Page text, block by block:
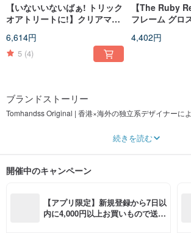
【いないいないばぁ! トリック
オアトリートに!】クリアマッ
6,614円
5 (4)
【The Ruby
フレーム グロ
4,402円
ブランドストーリー
Tomhandss Original | 香港×海外の独立系デザイナーに
MacBook Case | iPhone Case | Laptop Bag | AirPods
ことがありますよね。何か目標を達成しなければ幸せ
トをお気に入りのケースで着せ替えたり、あるいは「
い！」という気持ちで自分を労わるだけで、シンプル
きるんです！
続きを読む
開催中のキャンペーン
【アプリ限定】新規登録から7日以
内に4,000円以上お買いもので送料